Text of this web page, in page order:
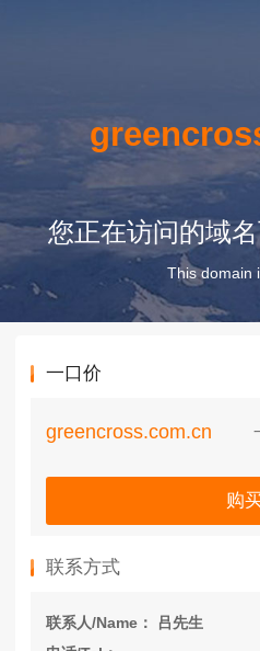
您正在访问的域
This domain
一口价
greencross.com.cn
购
联系方式
联系人/Name： 吕先生